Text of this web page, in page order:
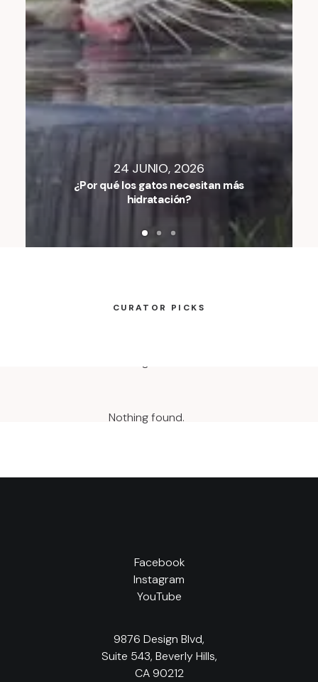
24 JUNIO, 2026
¿Por qué los gatos necesitan más
hidratación?
CURATOR PICKS
Nothing found.
Facebook
Instagram
YouTube
9876 Design Blvd,
Suite 543, Beverly Hills,
CA 90212